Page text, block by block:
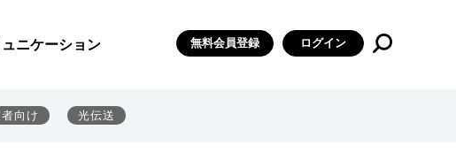
ニケーション 無料会員登録 ログイン
向け 光伝送